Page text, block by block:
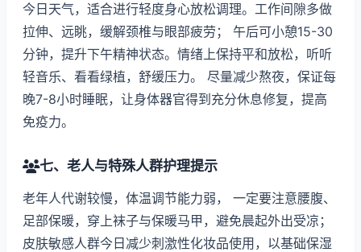
今日天气，适合进行轻度身心放松调理。工作间隙多做
拉伸、远眺，缓解颈椎与眼部疲劳； 午后可小憩15-30
分钟，提升下午精神状态。情绪上保持平和放松，听听
轻音乐、看看绿植，舒缓压力。 尽量减少熬夜，保证每
晚7-8小时睡眠，让身体器官得到充分休息修复，提高
免疫力。
七、老人与特殊人群护理提示
老年人代谢较慢，体温调节能力弱， 一定要注意腰腹、
足部保暖，穿上袜子与保暖马甲，避免晨起外出受凉；
皮肤敏感人群今日减少刺激性化妆品使用，以基础保湿